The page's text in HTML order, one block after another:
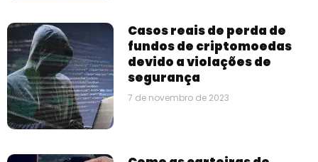
Casos reais de perda de
fundos de criptomoedas
devido a violações de
segurança
7 de novembro de 2023